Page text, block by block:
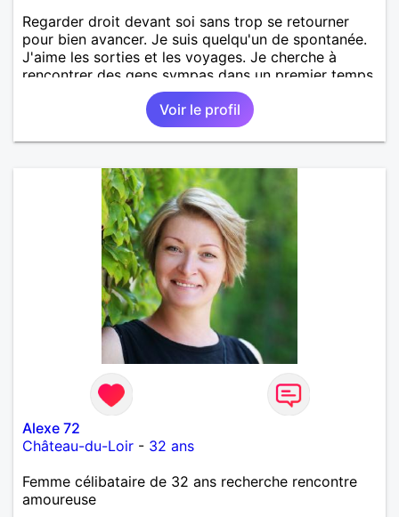
Regarder droit devant soi sans trop se retourner
pour bien avancer. Je suis quelqu'un de spontanée.
J'aime les sorties et les voyages. Je cherche à
rencontrer des gens sympas dans un premier temps.
Voir le profil
Alexe 72
Château-du-Loir - 32 ans
Femme célibataire de 32 ans recherche rencontre
amoureuse